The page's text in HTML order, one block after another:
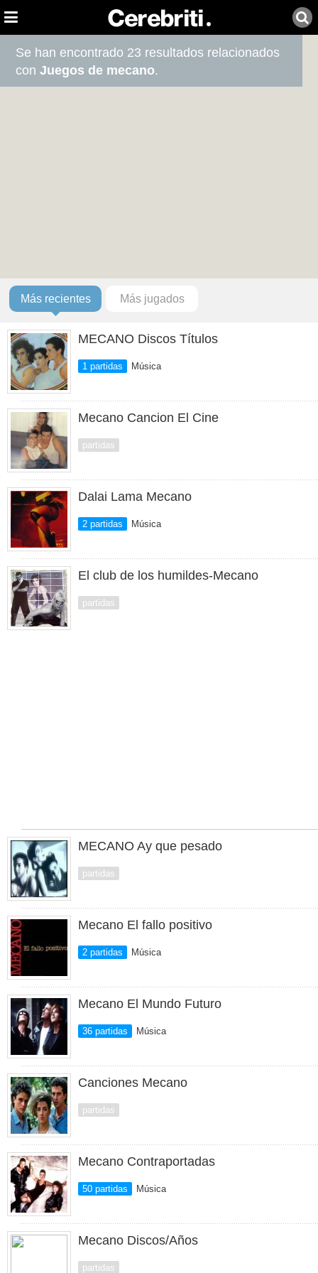
Se han encontrado 23 resultados relacionados
conJuegos de mecano.
Más recientes Más jugados
MECANO Discos Títulos
1 partidas Música
Mecano Cancion El Cine
partidas
Dalai Lama Mecano
2 partidas Música
El club de los humildes-Mecano
partidas
MECANO Ay que pesado
partidas
Mecano El fallo positivo
2 partidas Música
Mecano El Mundo Futuro
36 partidas Música
Canciones Mecano
partidas
Mecano Contraportadas
50 partidas Música
Mecano Discos/Años
partidas